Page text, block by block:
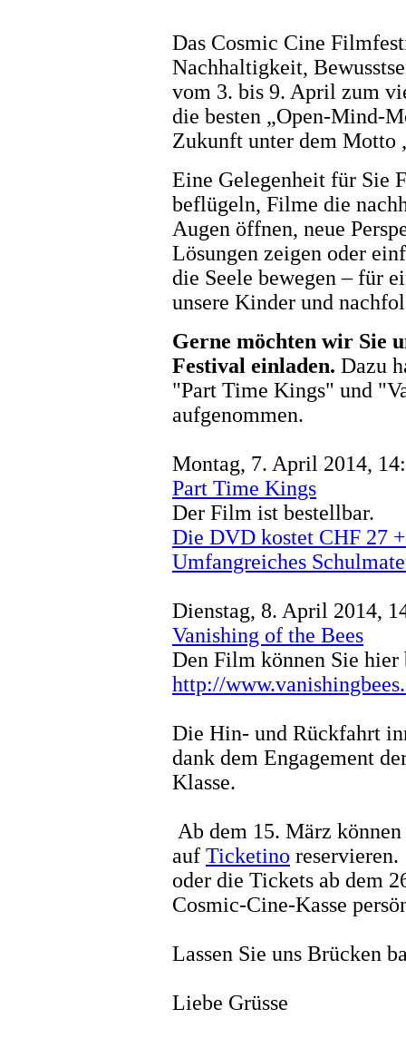
Das Cosmic Cine
Nachhaltigkeit,
vom 3. bis 9. April zum
die besten „Open-Mind-
Zukunft unter dem Motto
Eine Gelegenheit für Sie
beflügeln, Filme die
Augen öffnen, neue
Lösungen zeigen oder
die Seele bewegen – für
unsere Kinder und
Gerne möchten wir Sie
Festival einladen. Dazu
"Part Time Kings" und
aufgenommen.
Montag, 7. April 2014,
Part Time Kings
Der Film ist bestellbar.
Die DVD kostet CHF 27
Umfangreiches
Dienstag, 8. April 2014,
Vanishing of the Bees
Den Film können Sie hier
http://
Die Hin- und Rückfahrt
dank dem Engagement
Klasse.
Ab dem 15. März
auf Ticketino reservieren.
oder die Tickets ab dem
Cosmic-Cine-Kasse
Lassen Sie uns Brücken
Liebe Grüsse